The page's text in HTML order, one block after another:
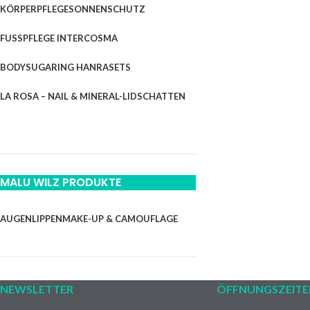
KÖRPERPFLEGESONNENSCHUTZ
FUSSPFLEGE INTERCOSMA
BODYSUGARING HANRASETS
LA ROSA – NAIL & MINERAL-LIDSCHATTEN
MALU WILZ PRODUKTE
AUGENLIPPENMAKE-UP & CAMOUFLAGE
NEWSLETTER